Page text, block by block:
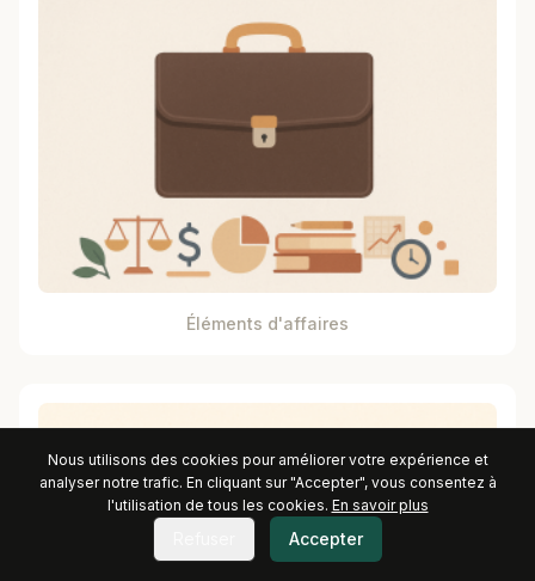
Éléments d'affaires
Nous utilisons des cookies pour améliorer votre expérience et
analyser notre trafic. En cliquant sur "Accepter", vous consentez à
l'utilisation de tous les cookies. En savoir plus
Accepter